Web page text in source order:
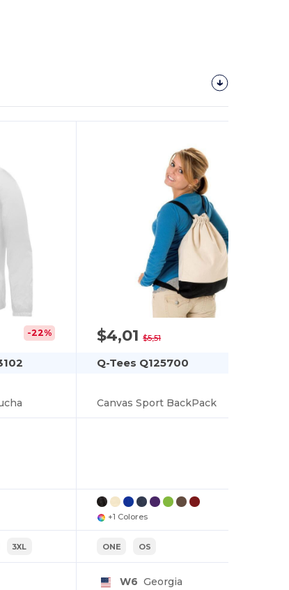
-22%
3XL
$4,01$5,51
Q-Tees Q125700
Canvas Sport BackPack
+1 Colores
ONE OS
W6 Georgia